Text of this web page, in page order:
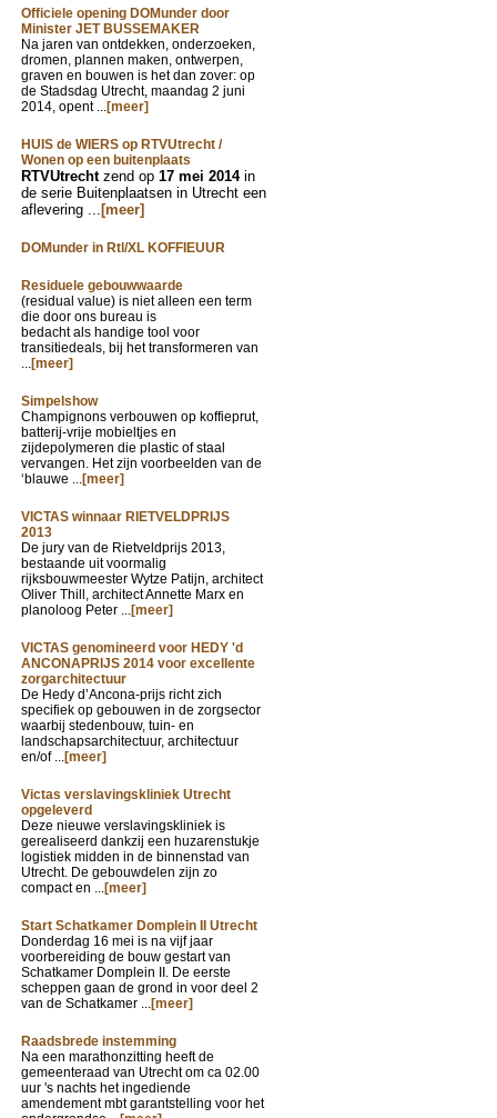
Officiele opening DOMunder door
Minister JET BUSSEMAKER
Na jaren van ontdekken, onderzoeken,
dromen, plannen maken, ontwerpen,
graven en bouwen is het dan zover: op
de Stadsdag Utrecht, maandag 2 juni
2014, opent ...[meer]
HUIS de WIERS op RTVUtrecht /
Wonen op een buitenplaats
RTVUtrechtzend op 17 mei 2014 in
de serie Buitenplaatsen in Utrecht een
aflevering ... [meer]
DOMunder in Rtl/XL KOFFIEUUR
Residuele gebouwwaarde
(residual value) is niet alleen een term
die door ons bureau is
bedacht als handige tool voor
transitiedeals, bij het transformeren van
...[meer]
Simpelshow
Champignons verbouwen op koffieprut,
batterij-vrije mobieltjes en
zijdepolymeren die plastic of staal
vervangen. Het zijn voorbeelden van de
‘blauwe ...[meer]
VICTAS winnaar RIETVELDPRIJS
2013
De jury van de Rietveldprijs 2013,
bestaande uit voormalig
rijksbouwmeester Wytze Patijn, architect
Oliver Thill, architect Annette Marx en
planoloog Peter ...[meer]
VICTAS genomineerd voor HEDY 'd
ANCONAPRIJS 2014 voor excellente
zorgarchitectuur
De Hedy d’Ancona-prijs richt zich
specifiek op gebouwen in de zorgsector
waarbij stedenbouw, tuin- en
landschapsarchitectuur, architectuur
en/of ...[meer]
Victas verslavingskliniek Utrecht
opgeleverd
Deze nieuwe verslavingskliniek is
gerealiseerd dankzij een huzarenstukje
logistiek midden in de binnenstad van
Utrecht. De gebouwdelen zijn zo
compact en ...[meer]
Start Schatkamer Domplein II Utrecht
Donderdag 16 mei is na vijf jaar
voorbereiding de bouw gestart van
Schatkamer Domplein II. De eerste
scheppen gaan de grond in voor deel 2
van de Schatkamer ...[meer]
Raadsbrede instemming
Na een marathonzitting heeft de
gemeenteraad van Utrecht om ca 02.00
uur 's nachts het ingediende
amendement mbt garantstelling voor het